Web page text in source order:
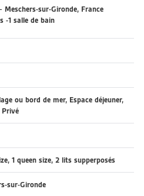
sur-Gironde, France
-1 salle de bain
ou bord de mer, Espace déjeuner,
1 queen size, 2 lits supperposés
sur-Gironde